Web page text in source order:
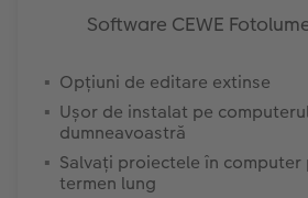
Software CEWE
Opțiuni de editare extinse
Ușor de instalat pe
dumneavoastră
Salvați proiectele în computer
termen lung